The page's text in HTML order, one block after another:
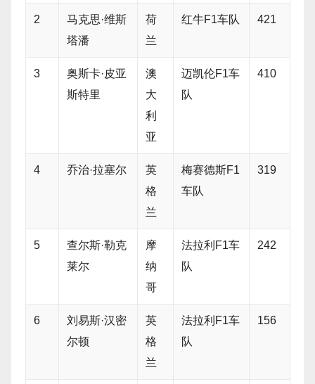
2
马克思·维斯
塔潘
荷
兰
红牛F1车队 421
3
奥斯卡·皮亚
斯特里
澳
大
利
亚
迈凯伦F1车
队
410
4 乔治·拉塞尔
英
格
兰
梅赛德斯F1
车队
319
5
查尔斯·勒克
莱尔
摩
纳
哥
法拉利F1车
队
242
6
刘易斯·汉密
尔顿
英
格
兰
法拉利F1车
队
156